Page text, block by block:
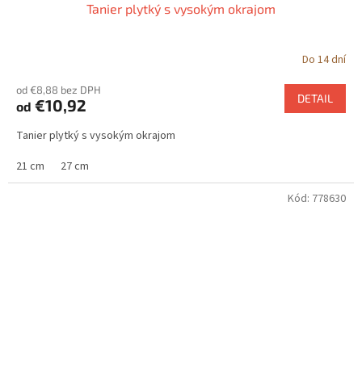
Tanier plytký s vysokým okrajom
Do 14 dní
od €8,88 bez DPH
od €10,92 DETAIL
Tanier plytký s vysokým okrajom
21 cm
27 cm
Kód: 778630